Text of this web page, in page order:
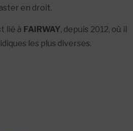
en droit.
lié à FAIRWAY, depuis 2012, où il
les plus diverses.